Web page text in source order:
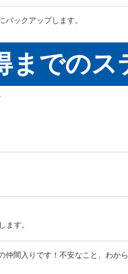
ックアップします。
までのス
ます。
間入りです！不安なこと、わか